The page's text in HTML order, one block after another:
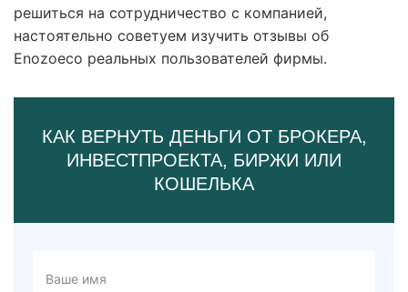
решиться на сотрудничество с компанией,
настоятельно советуем изучить отзывы об
Enozoeco реальных пользователей фирмы.
КАК ВЕРНУТЬ ДЕНЬГИ ОТ БРОКЕРА,
ИНВЕСТПРОЕКТА, БИРЖИ ИЛИ
КОШЕЛЬКА